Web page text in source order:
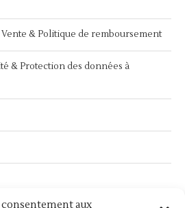
aux
& Politique de remboursement
& Protection des données à